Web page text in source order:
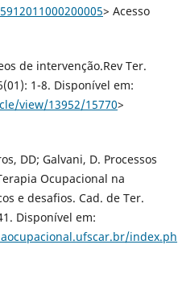
> Acesso
de intervenção.Rev Ter.
1-8. Disponível em:
view/13952/15770>
DD; Galvani, D. Processos
Ocupacional na
e desafios. Cad. de Ter.
Disponível em: